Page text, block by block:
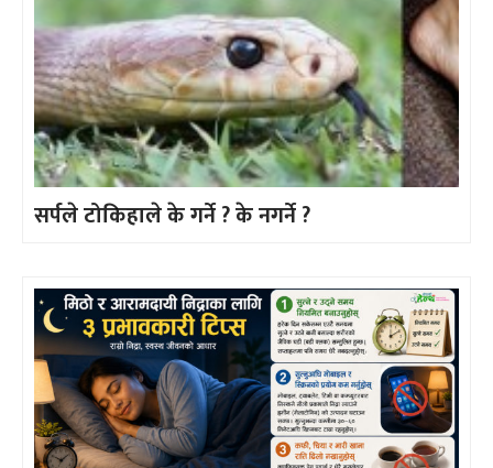
सर्पले टोकिहाले के गर्ने ? के नगर्ने ?